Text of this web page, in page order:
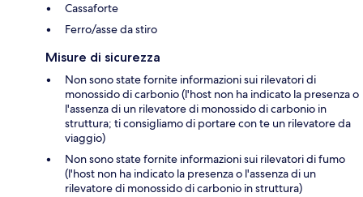
Cassaforte
Ferro/asse da stiro
Misure di sicurezza
Non sono state fornite informazioni sui rilevatori di
monossido di carbonio (l'host non ha indicato la presenza o
l'assenza di un rilevatore di monossido di carbonio in
struttura; ti consigliamo di portare con te un rilevatore da
viaggio)
Non sono state fornite informazioni sui rilevatori di fumo
(l'host non ha indicato la presenza o l'assenza di un
rilevatore di monossido di carbonio in struttura)